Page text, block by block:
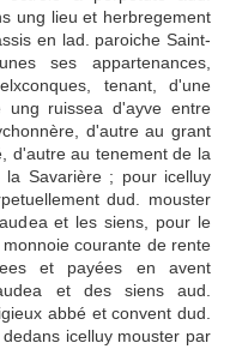
ung lieu et herbregement
en lad. paroiche Saint-
ses appartenances,
tenant, d'une
ung ruissea d'ayve entre
d'autre au grant
d'autre au tenement de la
Savarière ; pour icelluy
dud. mouster
et les siens, pour le
courante de rente
et payées en avent
et des siens aud.
abbé et convent dud.
icelluy mouster par